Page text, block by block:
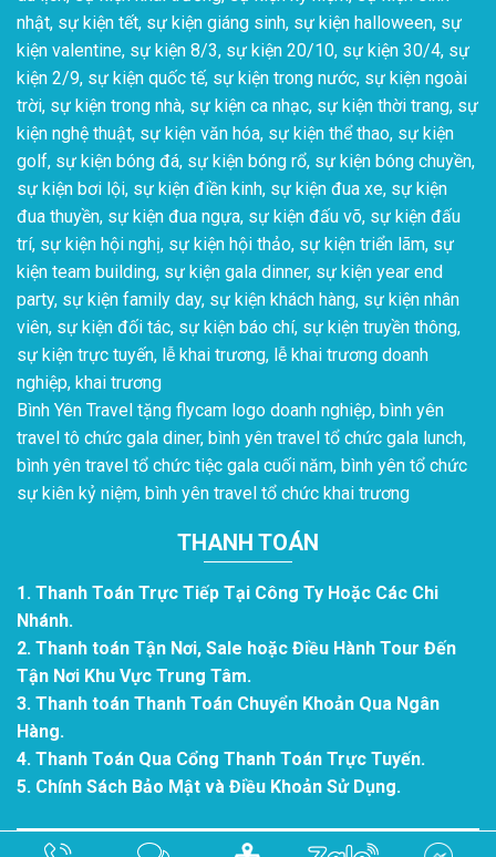
nhật, sự kiện tết, sự kiện giáng sinh, sự kiện halloween, sự
kiện valentine, sự kiện 8/3, sự kiện 20/10, sự kiện 30/4, sự
kiện 2/9, sự kiện quốc tế, sự kiện trong nước, sự kiện ngoài
trời, sự kiện trong nhà, sự kiện ca nhạc, sự kiện thời trang, sự
kiện nghệ thuật, sự kiện văn hóa, sự kiện thể thao, sự kiện
golf, sự kiện bóng đá, sự kiện bóng rổ, sự kiện bóng chuyền,
sự kiện bơi lội, sự kiện điền kinh, sự kiện đua xe, sự kiện
đua thuyền, sự kiện đua ngựa, sự kiện đấu võ, sự kiện đấu
trí, sự kiện hội nghị, sự kiện hội thảo, sự kiện triển lãm, sự
kiện team building, sự kiện gala dinner, sự kiện year end
party, sự kiện family day, sự kiện khách hàng, sự kiện nhân
viên, sự kiện đối tác, sự kiện báo chí, sự kiện truyền thông,
sự kiện trực tuyến, lễ khai trương, lễ khai trương doanh
nghiệp, khai trương
Bình Yên Travel tặng flycam logo doanh nghiệp, bình yên
travel tô chức gala diner, bình yên travel tổ chức gala lunch,
bình yên travel tổ chức tiệc gala cuối năm, bình yên tổ chức
sự kiên kỷ niệm, bình yên travel tổ chức khai trương
THANH TOÁN
1. Thanh Toán Trực Tiếp Tại Công Ty Hoặc Các Chi
Nhánh.
2. Thanh toán Tận Nơi, Sale hoặc Điều Hành Tour Đến
Tận Nơi Khu Vực Trung Tâm.
3. Thanh toán Thanh Toán Chuyển Khoản Qua Ngân
Hàng.
4. Thanh Toán Qua Cổng Thanh Toán Trực Tuyến.
5. Chính Sách Bảo Mật và Điều Khoản Sử Dụng.